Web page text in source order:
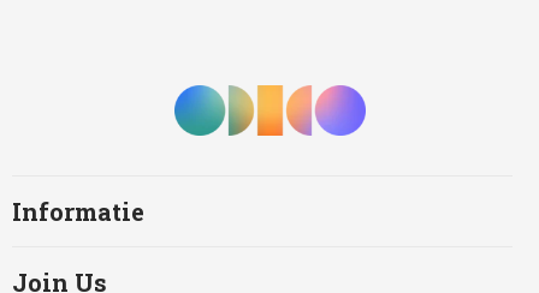
Informatie
Join Us